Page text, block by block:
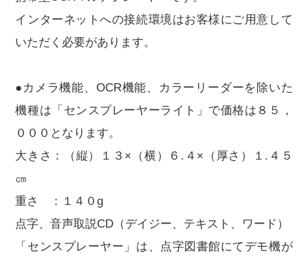
インターネットへの接続環境はお客様にご用意して
いただく必要があります。
●カメラ機能、OCR機能、カラーリーダーを除いた
機種は「センスプレーヤーライト」で価格は８５，
０００となります。
大きさ：（縦）１３×（横）６.４×（厚さ）１.４５
㎝
重さ ：１４０g
点字、音声取説CD（デイジー、テキスト、ワード）
「センスプレーヤー」は、点字図書館にてデモ機が